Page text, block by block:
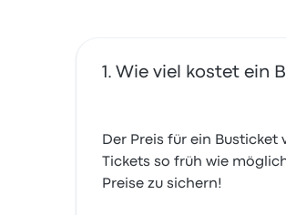
Wie viel kostet ein
Der Preis für ein
Tickets so früh wie
Preise zu sichern!